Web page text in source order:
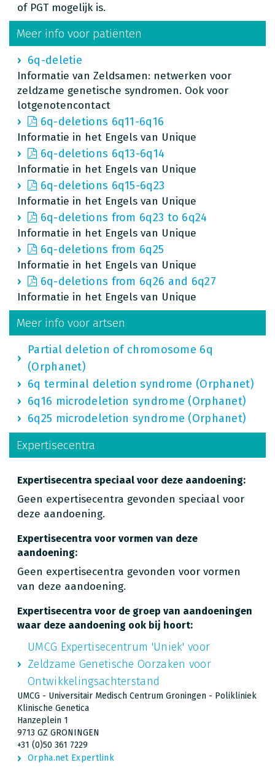
of PGT mogelijk is.
Meer info voor patiënten
6q-deletie
Informatie van Zeldsamen: netwerken voor
zeldzame genetische syndromen. Ook voor
lotgenotencontact
6q-deletions 6q11-6q16
Informatie in het Engels van Unique
6q-deletions 6q13-6q14
Informatie in het Engels van Unique
6q-deletions 6q15-6q23
Informatie in het Engels van Unique
6q-deletions from 6q23 to 6q24
Informatie in het Engels van Unique
6q-deletions from 6q25
Informatie in het Engels van Unique
6q-deletions from 6q26 and 6q27
Informatie in het Engels van Unique
Meer info voor artsen
Partial deletion of chromosome 6q
(Orphanet)
6q terminal deletion syndrome (Orphanet)
6q16 microdeletion syndrome (Orphanet)
6q25 microdeletion syndrome (Orphanet)
Expertisecentra
Expertisecentra speciaal voor deze aandoening:
Geen expertisecentra gevonden speciaal voor
deze aandoening.
Expertisecentra voor vormen van deze
aandoening:
Geen expertisecentra gevonden voor vormen
van deze aandoening.
Expertisecentra voor de groep van aandoeningen
waar deze aandoening ook bij hoort:
UMCG Expertisecentrum 'Uniek' voor
Zeldzame Genetische Oorzaken voor
Ontwikkelingsachterstand
UMCG - Universitair Medisch Centrum Groningen - Polikliniek
Klinische Genetica
Hanzeplein 1
9713 GZ GRONINGEN
+31 (0)50 361 7229
Orpha.net Expertlink